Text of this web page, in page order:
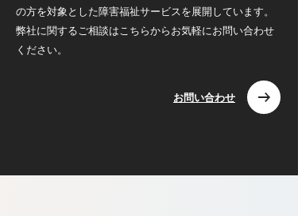
の方を対象とした障害福祉サービスを展開しています。
弊社に関するご相談はこちらからお気軽にお問い合わせ
ください。
お問い合わせ